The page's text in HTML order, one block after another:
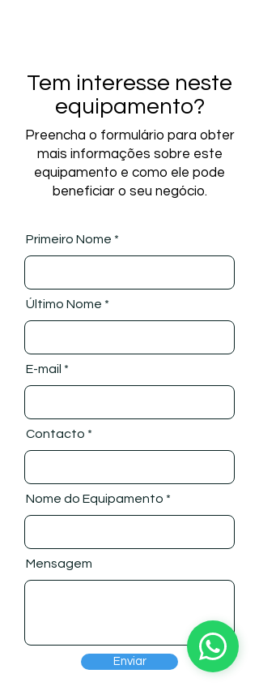
Tem interesse neste
equipamento?
Preencha o formulário para obter
mais informações sobre este
equipamento e como ele pode
beneficiar o seu negócio.
Primeiro Nome
Último Nome
E-mail
Contacto
Nome do Equipamento
Mensagem
Enviar